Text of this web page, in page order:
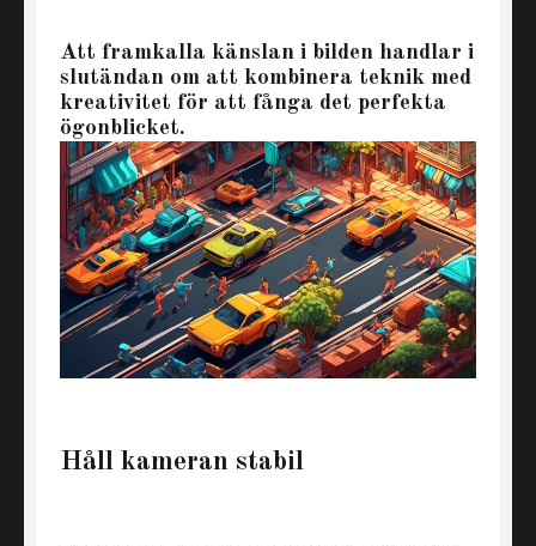
Att framkalla känslan i bilden handlar i
slutändan om att kombinera teknik med
kreativitet för att fånga det perfekta
ögonblicket.
Håll kameran stabil